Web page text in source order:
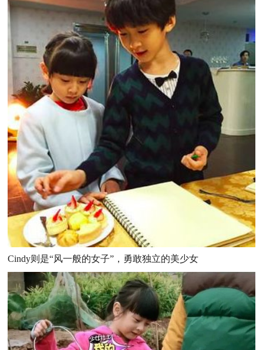
Cindy则是“风一般的女子”，勇敢独立的美少女